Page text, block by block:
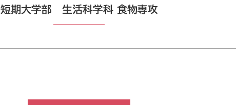
短期大学部 生活科学科 食物専攻